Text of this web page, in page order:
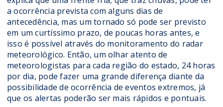
a ocorrência prevista com alguns dias de
antecedência, mas um tornado só pode ser previsto
em um curtíssimo prazo, de poucas horas antes, e
isso é possível através do monitoramento do radar
meteorológico. Então, um olhar atento de
meteorologistas para cada região do estado, 24 horas
por dia, pode fazer uma grande diferença diante da
possibilidade de ocorrência de eventos extremos, já
que os alertas poderão ser mais rápidos e pontuais.